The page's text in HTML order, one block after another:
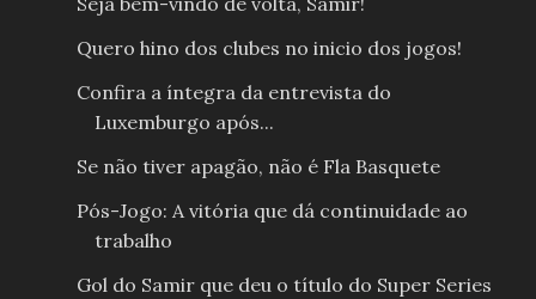
Quero hino dos clubes no inicio dos jogos!
Confira a íntegra da entrevista do
Luxemburgo após...
Se não tiver apagão, não é Fla Basquete
Pós-Jogo: A vitória que dá continuidade ao
trabalho
Gol do Samir que deu o título do Super Series